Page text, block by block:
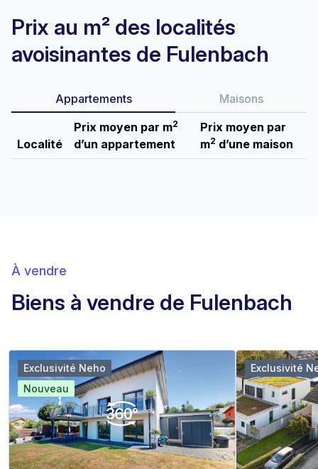
Prix au m² des localités
avoisinantes de Fulenbach
Appartements Maisons
Localité
Prix moyen par m2
d’un appartement
Prix moyen par
m2 d’une maison
À vendre
Biens à vendre de Fulenbach
Exclusivité Neho
Nouveau
Exclusivité